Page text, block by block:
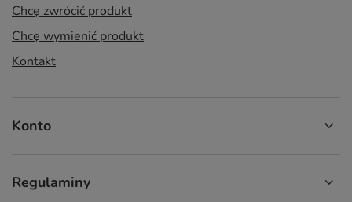
Chcę zwrócić produkt
Chcę wymienić produkt
Kontakt
Konto
Regulaminy